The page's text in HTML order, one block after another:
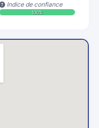
Indice de confiance
100%